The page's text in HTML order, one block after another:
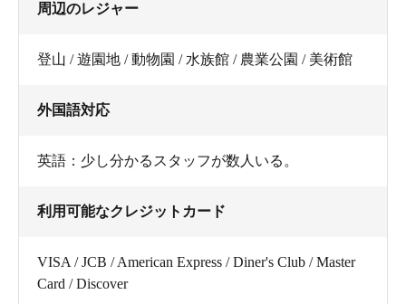
周辺のレジャー
登山 / 遊園地 / 動物園 / 水族館 / 農業公園 / 美術館
外国語対応
英語：少し分かるスタッフが数人いる。
利用可能なクレジットカード
VISA / JCB / American Express / Diner's Club / Master
Card / Discover